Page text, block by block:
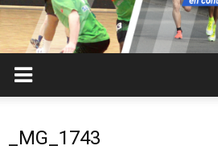
Sport
_MG_1743